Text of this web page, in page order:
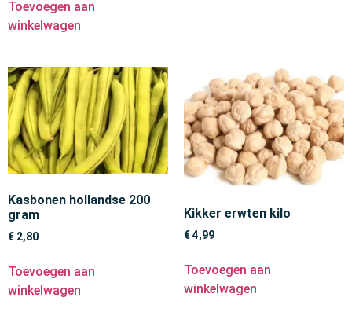
Toevoegen aan
winkelwagen
Kasbonen hollandse 200
gram
€ 2,80
Toevoegen aan
winkelwagen
Kikker erwten kilo
€4,99
Toevoegen aan
winkelwagen